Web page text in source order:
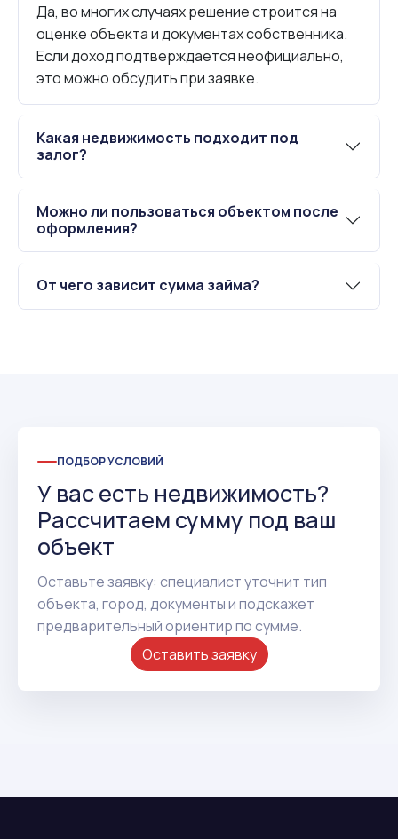
Да, во многих случаях решение строится на
оценке объекта и документах собственника.
Если доход подтверждается неофициально,
это можно обсудить при заявке.
Какая недвижимость подходит под
залог?
Можно ли пользоваться объектом после
оформления?
От чего зависит сумма займа?
ПОДБОР УСЛОВИЙ
У вас есть недвижимость?
Рассчитаем сумму под ваш
объект
Оставьте заявку: специалист уточнит тип
объекта, город, документы и подскажет
предварительный ориентир по сумме.
Оставить заявку